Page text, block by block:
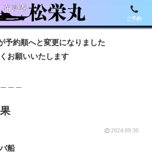
予約順へと変更になりました
お願いいたします
2024.09.30
船
ご予約